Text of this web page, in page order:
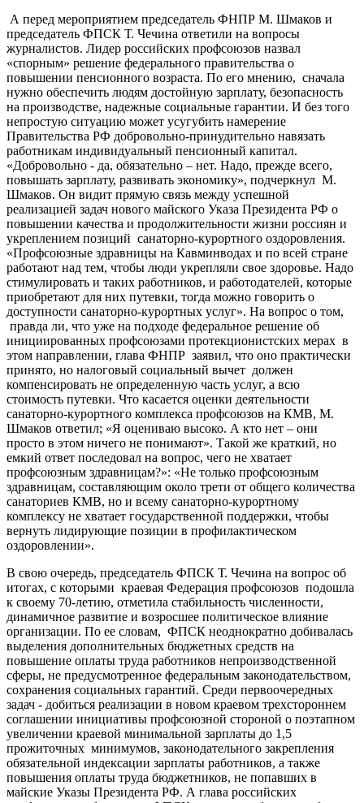
А перед мероприятием председатель ФНПР М. Шмаков и
председатель ФПСК Т. Чечина ответили на вопросы
журналистов. Лидер российских профсоюзов назвал
«спорным» решение федерального правительства о
повышении пенсионного возраста. По его мнению, сначала
нужно обеспечить людям достойную зарплату, безопасность
на производстве, надежные социальные гарантии. И без того
непростую ситуацию может усугубить намерение
Правительства РФ добровольно-принудительно навязать
работникам индивидуальный пенсионный капитал.
«Добровольно - да, обязательно – нет. Надо, прежде всего,
повышать зарплату, развивать экономику», подчеркнул М.
Шмаков. Он видит прямую связь между успешной
реализацией задач нового майского Указа Президента РФ о
повышении качества и продолжительности жизни россиян и
укреплением позиций санаторно-курортного оздоровления.
«Профсоюзные здравницы на Кавминводах и по всей стране
работают над тем, чтобы люди укрепляли свое здоровье. Надо
стимулировать и таких работников, и работодателей, которые
приобретают для них путевки, тогда можно говорить о
доступности санаторно-курортных услуг». На вопрос о том,
правда ли, что уже на подходе федеральное решение об
инициированных профсоюзами протекционистских мерах в
этом направлении, глава ФНПР заявил, что оно практически
принято, но налоговый социальный вычет должен
компенсировать не определенную часть услуг, а всю
стоимость путевки. Что касается оценки деятельности
санаторно-курортного комплекса профсоюзов на КМВ, М.
Шмаков ответил; «Я оцениваю высоко. А кто нет – они
просто в этом ничего не понимают». Такой же краткий, но
емкий ответ последовал на вопрос, чего не хватает
профсоюзным здравницам?»: «Не только профсоюзным
здравницам, составляющим около трети от общего количества
санаториев КМВ, но и всему санаторно-курортному
комплексу не хватает государственной поддержки, чтобы
вернуть лидирующие позиции в профилактическом
оздоровлении».
В свою очередь, председатель ФПСК Т. Чечина на вопрос об
итогах, с которыми краевая Федерация профсоюзов подошла
к своему 70-летию, отметила стабильность численности,
динамичное развитие и возросшее политическое влияние
организации. По ее словам, ФПСК неоднократно добивалась
выделения дополнительных бюджетных средств на
повышение оплаты труда работников непроизводственной
сферы, не предусмотренное федеральным законодательством,
сохранения социальных гарантий. Среди первоочередных
задач - добиться реализации в новом краевом трехстороннем
соглашении инициативы профсоюзной стороной о поэтапном
увеличении краевой минимальной зарплаты до 1,5
прожиточных минимумов, законодательного закрепления
обязательной индексации зарплаты работников, а также
повышения оплаты труда бюджетников, не попавших в
майские Указы Президента РФ. А глава российских